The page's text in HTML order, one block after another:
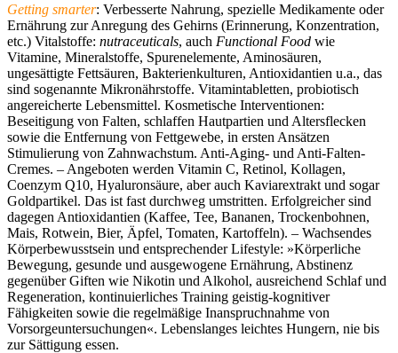
Getting smarter: Verbesserte Nahrung, spezielle Medikamente oder
Ernährung zur Anregung des Gehirns (Erinnerung, Konzentration,
etc.) Vitalstoffe: nutraceuticals, auch Functional Food wie
Vitamine, Mineralstoffe, Spurenelemente, Aminosäuren,
ungesättigte Fettsäuren, Bakterienkulturen, Antioxidantien u.a., das
sind sogenannte Mikronährstoffe. Vitamintabletten, probiotisch
angereicherte Lebensmittel. Kosmetische Interventionen:
Beseitigung von Falten, schlaffen Hautpartien und Altersflecken
sowie die Entfernung von Fettgewebe, in ersten Ansätzen
Stimulierung von Zahnwachstum. Anti-Aging- und Anti-Falten-
Cremes. – Angeboten werden Vitamin C, Retinol, Kollagen,
Coenzym Q10, Hyaluronsäure, aber auch Kaviarextrakt und sogar
Goldpartikel. Das ist fast durchweg umstritten. Erfolgreicher sind
dagegen Antioxidantien (Kaffee, Tee, Bananen, Trockenbohnen,
Mais, Rotwein, Bier, Äpfel, Tomaten, Kartoffeln). – Wachsendes
Körperbewusstsein und entsprechender Lifestyle: »Körperliche
Bewegung, gesunde und ausgewogene Ernährung, Abstinenz
gegenüber Giften wie Nikotin und Alkohol, ausreichend Schlaf und
Regeneration, kontinuierliches Training geistig-kognitiver
Fähigkeiten sowie die regelmäßige Inanspruchnahme von
Vorsorgeuntersuchungen«. Lebenslanges leichtes Hungern, nie bis
zur Sättigung essen.